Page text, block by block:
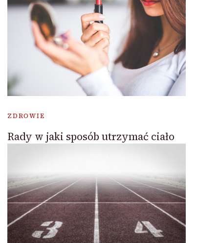
ZDROWIE
Rady w jaki sposób utrzymać ciało